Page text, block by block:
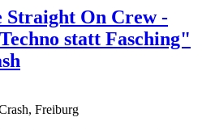
Straight On Crew -
statt Fasching"
Freiburg